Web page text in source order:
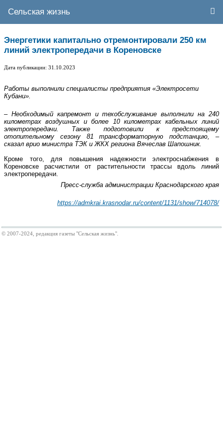
Сельская жизнь
Энергетики капитально отремонтировали 250 км
линий электропередачи в Кореновске
Дата публикации: 31.10.2023
Работы выполнили специалисты предприятия «Электросети
Кубани».
– Необходимый капремонт и техобслуживание выполнили на 240
километрах воздушных и более 10 километрах кабельных линий
электропередачи. Также подготовили к предстоящему
отопительному сезону 81 трансформаторную подстанцию, –
сказал врио министра ТЭК и ЖКХ региона Вячеслав Шапошник.
Кроме того, для повышения надежности электроснабжения в
Кореновске расчистили от растительности трассы вдоль линий
электропередачи.
Пресс-служба администрации Краснодарского края
https://admkrai.krasnodar.ru/content/1131/show/714078/
© 2007-2024, редакция газеты "Сельская жизнь".